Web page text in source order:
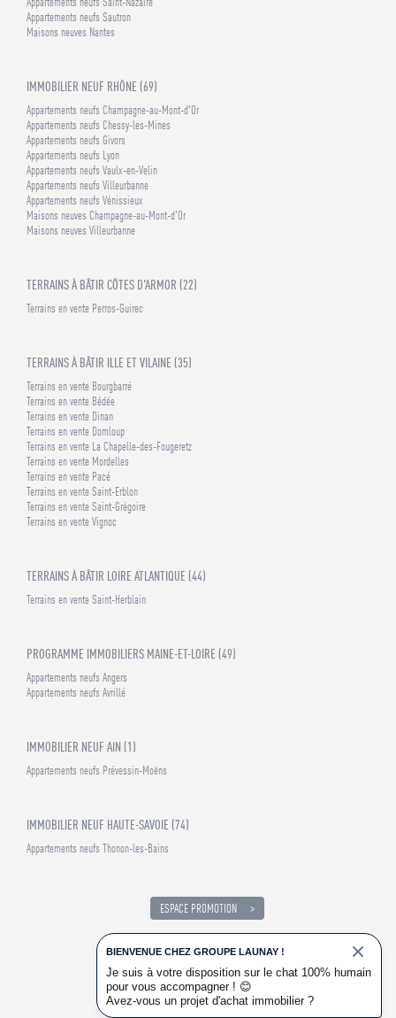
Appartements neufs Sautron
Maisons neuves Nantes
IMMOBILIER NEUF RHÔNE (69)
Appartements neufs Champagne-au-Mont-d'Or
Appartements neufs Chessy-les-Mines
Appartements neufs Givors
Appartements neufs Lyon
Appartements neufs Vaulx-en-Velin
Appartements neufs Villeurbanne
Appartements neufs Vénissieux
Maisons neuves Champagne-au-Mont-d'Or
Maisons neuves Villeurbanne
TERRAINS À BÂTIR CÔTES D'ARMOR (22)
Terrains en vente Perros-Guirec
TERRAINS À BÂTIR ILLE ET VILAINE (35)
Terrains en vente Bourgbarré
Terrains en vente Bédée
Terrains en vente Dinan
Terrains en vente Domloup
Terrains en vente La Chapelle-des-Fougeretz
Terrains en vente Mordelles
Terrains en vente Pacé
Terrains en vente Saint-Erblon
Terrains en vente Saint-Grégoire
Terrains en vente Vignoc
TERRAINS À BÂTIR LOIRE ATLANTIQUE (44)
Terrains en vente Saint-Herblain
PROGRAMME IMMOBILIERS MAINE-ET-LOIRE (49)
Appartements neufs Angers
Appartements neufs Avrillé
IMMOBILIER NEUF AIN (1)
Appartements neufs Prévessin-Moëns
IMMOBILIER NEUF HAUTE-SAVOIE (74)
Appartements neufs Thonon-les-Bains
ESPACE PROMOTION
RECRUTEMENT ACCÉDER
SUIVEZ-NOUS
BIENVENUE CHEZ GROUPE LAUNAY !
Je suis à votre disposition sur le chat 100% humain
pour vous accompagner ! 😊
Avez-vous un projet d'achat immobilier ?